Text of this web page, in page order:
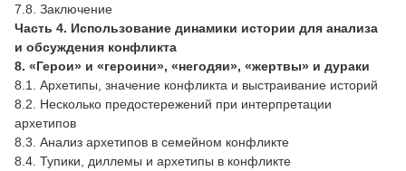
7.8. Заключение
Часть 4. Использование динамики истории для анализа
и обсуждения конфликта
8. «Герои» и «героини», «негодяи», «жертвы» и дураки
8.1. Архетипы, значение конфликта и выстраивание историй
8.2. Несколько предостережений при интерпретации
архетипов
8.3. Анализ архетипов в семейном конфликте
8.4. Тупики, диллемы и архетипы в конфликте